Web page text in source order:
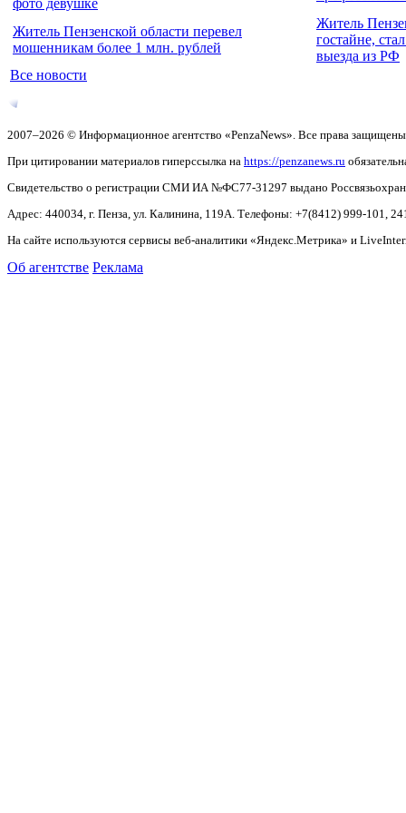
Житель Пензенской области перевел
мошенникам более 1 млн. рублей
Житель
гостайне,
выезда из РФ
Все новости
2007–2026 © Информационное агентство «PenzaNews». Все права
При цитировании материалов гиперссылка на https://penzanews.ru
Свидетельство о регистрации СМИ ИА №ФС77-31297 выдано
Адрес: 440034, г. Пенза, ул. Калинина, 119А. Телефоны: +7(8412) 999-101,
На сайте используются сервисы веб-аналитики «Яндекс.Метрика» и
Об агентстве Реклама